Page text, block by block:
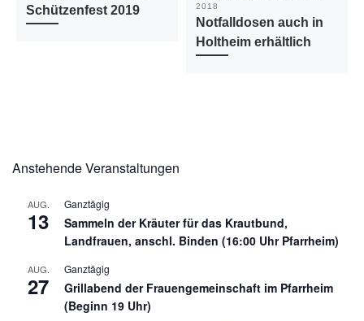
Schützenfest 2019
2018
Notfalldosen auch in
Holtheim erhältlich
Anstehende Veranstaltungen
AUG.
13
Ganztägig
Sammeln der Kräuter für das Krautbund,
Landfrauen, anschl. Binden (16:00 Uhr Pfarrheim)
AUG.
27
Ganztägig
Grillabend der Frauengemeinschaft im Pfarrheim
(Beginn 19 Uhr)